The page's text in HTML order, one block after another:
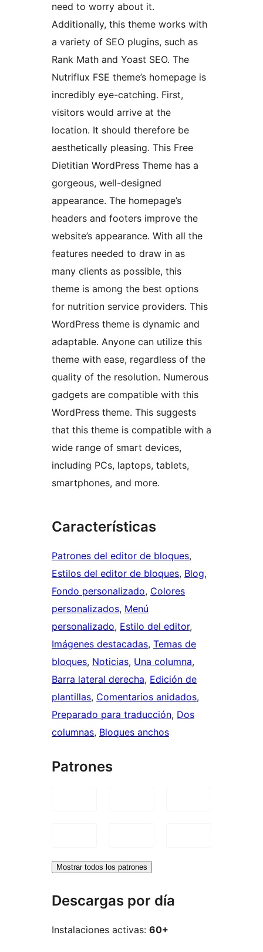
need to worry about it.
Additionally, this theme works with
a variety of SEO plugins, such as
Rank Math and Yoast SEO. The
Nutriflux FSE theme’s homepage is
incredibly eye-catching. First,
visitors would arrive at the
location. It should therefore be
aesthetically pleasing. This Free
Dietitian WordPress Theme has a
gorgeous, well-designed
appearance. The homepage’s
headers and footers improve the
website’s appearance. With all the
features needed to draw in as
many clients as possible, this
theme is among the best options
for nutrition service providers. This
WordPress theme is dynamic and
adaptable. Anyone can utilize this
theme with ease, regardless of the
quality of the resolution. Numerous
gadgets are compatible with this
WordPress theme. This suggests
that this theme is compatible with a
wide range of smart devices,
including PCs, laptops, tablets,
smartphones, and more.
Características
Patrones del editor de bloques
Estilos del editor de bloques, Blog
Fondo personalizado, Colores
personalizados, Menú
personalizado, Estilo del editor
Imágenes destacadas, Temas de
bloques, Noticias, Una columna
Barra lateral derecha, Edición de
plantillas, Comentarios anidados
Preparado para traducción, Dos
columnas, Bloques anchos
Patrones
Mostrar todos los patrones
Descargas por día
Instalaciones activas: 60+